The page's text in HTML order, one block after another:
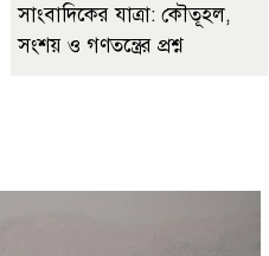
সাংবাদিকের যাত্রা: কৌতূহল,
সংশয় ও গণতন্ত্রের প্রশ্ন